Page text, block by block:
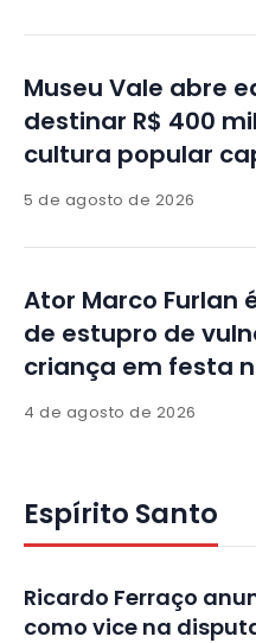
Museu Vale abre
destinar R$ 400
cultura popular
5 de agosto de 2026
Ator Marco Furlan
de estupro de
criança em festa
4 de agosto de 2026
Espírito Santo
Ricardo Ferraço
como vice na